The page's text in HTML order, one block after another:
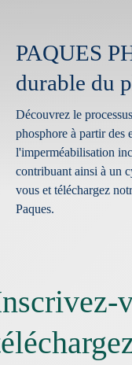
PAQUES
durable du
Découvrez le
phosphore à partir des
l'imperméabilisation
contribuant ainsi à un
vous et téléchargez
Paques.